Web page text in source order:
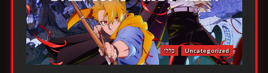
Uncategorized כללי